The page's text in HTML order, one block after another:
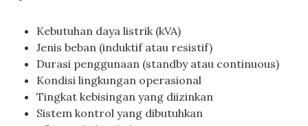
Kebutuhan daya listrik (kVA)
Jenis beban (induktif atau resistif)
Durasi penggunaan (standby atau continuous)
Kondisi lingkungan operasional
Tingkat kebisingan yang diizinkan
Sistem kontrol yang dibutuhkan